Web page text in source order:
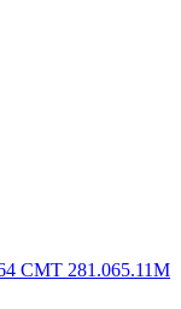
CMT 281.065.11M